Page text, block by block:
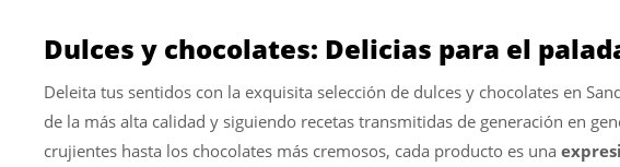
Dulces y chocolates: Delicias para el
Deleita tus sentidos con la exquisita selección de dulces y chocolates en
de la más alta calidad y siguiendo recetas transmitidas de generación en
crujientes hasta los chocolates más cremosos, cada producto es una